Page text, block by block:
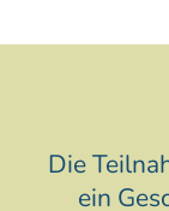
Die
ein